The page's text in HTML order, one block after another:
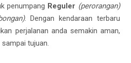
penumpang Reguler (perorangan)
. Dengan kendaraan terbaru
perjalanan anda semakin aman,
tujuan.